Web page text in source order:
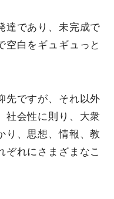
達であり、未完成で
空白をギュギュっと
先ですが、それ以外
社会性に則り、大衆
り、思想、情報、教
ぞれにさまざまなこ